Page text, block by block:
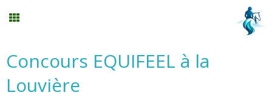
Voir les prochaines activités
Concours EQUIFEEL à la
Louvière